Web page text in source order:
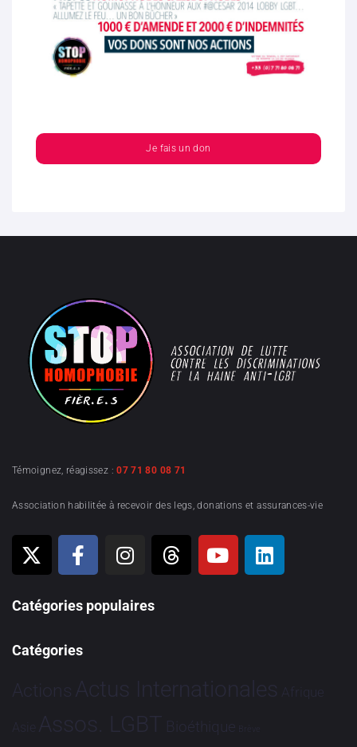
Je fais un don
Témoignez, réagissez :07 71 80 08 71
Association habilitée à recevoir des legs, donations et assurances-vie
Catégories populaires
Catégories
Actions Actus Internationales Afrique
Asie Assos. LGBT Bioéthique Brève